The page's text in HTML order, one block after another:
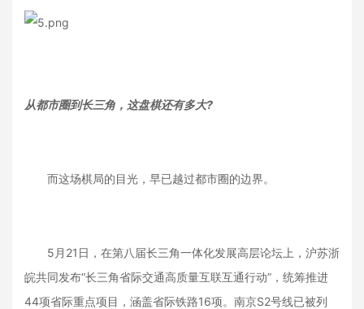
从都市圈到长三角，这盘棋还有多大?
而这场棋局的目光，早已越过都市圈的边界。
5月21日，在第八届长三角一体化发展高层论坛上，沪苏浙
皖共同发布“长三角省际交通高质量互联互通行动”，统筹推进
44项省际重点项目，涵盖省际铁路16项。南京S2号线已被列